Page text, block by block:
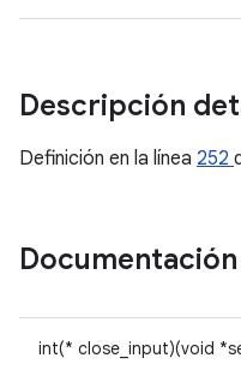
Descripción
Definición en la línea 252
int(* close_input)(void